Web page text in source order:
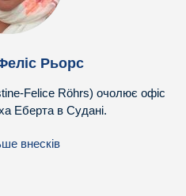
Рьорс
Felice Röhrs) очолює офіс
Еберта в Судані.
внесків